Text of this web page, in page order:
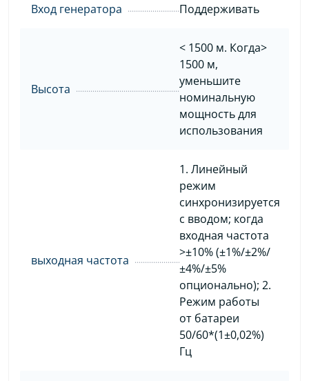
Вход генератора Поддерживать
Высота
< 1500 м. Когда>
1500 м,
уменьшите
номинальную
мощность для
использования
выходная частота
1. Линейный
режим
синхронизируется
с вводом; когда
входная частота
>±10% (±1%/±2%/
±4%/±5%
опционально); 2.
Режим работы
от батареи
50/60*(1±0,02%)
Гц